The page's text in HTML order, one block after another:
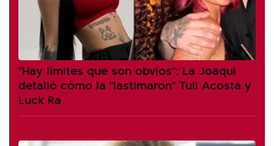
"Hay límites que son obvios": La Joaqui
detalló cómo la "lastimaron" Tuli Acosta y
Luck Ra